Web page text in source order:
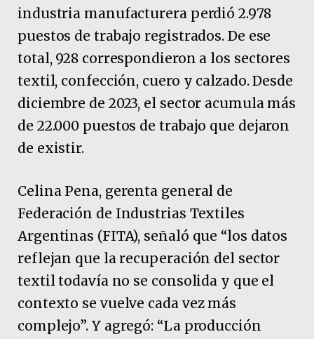
industria manufacturera perdió 2.978
puestos de trabajo registrados. De ese
total, 928 correspondieron a los sectores
textil, confección, cuero y calzado. Desde
diciembre de 2023, el sector acumula más
de 22.000 puestos de trabajo que dejaron
de existir.
Celina Pena, gerenta general de
Federación de Industrias Textiles
Argentinas (FITA), señaló que “los datos
reflejan que la recuperación del sector
textil todavía no se consolida y que el
contexto se vuelve cada vez más
complejo”. Y agregó: “La producción